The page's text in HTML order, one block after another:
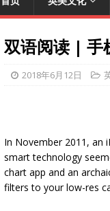
双语阅读 | 手
2018年6月12日
In November 2011, an
smart technology
chart app and an
filters to your low-res